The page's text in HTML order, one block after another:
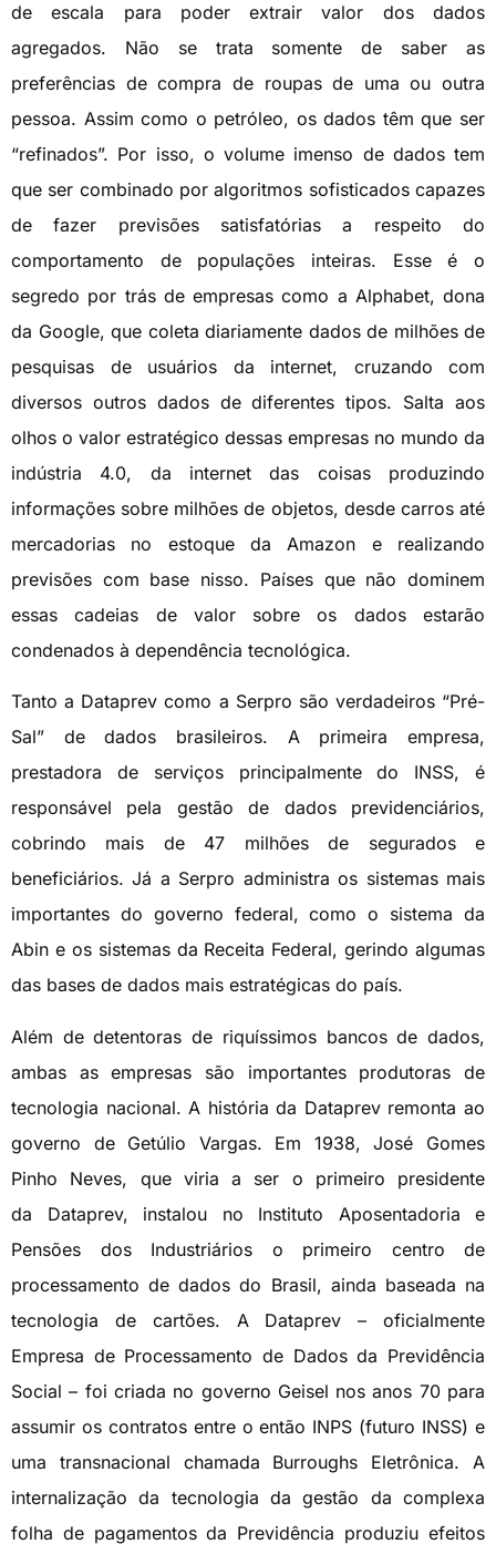
de escala para poder extrair valor dos dados
agregados. Não se trata somente de saber as
preferências de compra de roupas de uma ou outra
pessoa. Assim como o petróleo, os dados têm que ser
“refinados”. Por isso, o volume imenso de dados tem
que ser combinado por algoritmos sofisticados capazes
de fazer previsões satisfatórias a respeito do
comportamento de populações inteiras. Esse é o
segredo por trás de empresas como a Alphabet, dona
da Google, que coleta diariamente dados de milhões de
pesquisas de usuários da internet, cruzando com
diversos outros dados de diferentes tipos. Salta aos
olhos o valor estratégico dessas empresas no mundo da
indústria 4.0, da internet das coisas produzindo
informações sobre milhões de objetos, desde carros até
mercadorias no estoque da Amazon e realizando
previsões com base nisso. Países que não dominem
essas cadeias de valor sobre os dados estarão
condenados à dependência tecnológica.
Tanto a Dataprev como a Serpro são verdadeiros “Pré-
Sal” de dados brasileiros. A primeira empresa,
prestadora de serviços principalmente do INSS, é
responsável pela gestão de dados previdenciários,
cobrindo mais de 47 milhões de segurados e
beneficiários. Já a Serpro administra os sistemas mais
importantes do governo federal, como o sistema da
Abin e os sistemas da Receita Federal, gerindo algumas
das bases de dados mais estratégicas do país.
Além de detentoras de riquíssimos bancos de dados,
ambas as empresas são importantes produtoras de
tecnologia nacional. A história da Dataprev remonta ao
governo de Getúlio Vargas. Em 1938, José Gomes
Pinho Neves, que viria a ser o primeiro presidente
da Dataprev, instalou no Instituto Aposentadoria e
Pensões dos Industriários o primeiro centro de
processamento de dados do Brasil, ainda baseada na
tecnologia de cartões. A Dataprev – oficialmente
Empresa de Processamento de Dados da Previdência
Social – foi criada no governo Geisel nos anos 70 para
assumir os contratos entre o então INPS (futuro INSS) e
uma transnacional chamada Burroughs Eletrônica. A
internalização da tecnologia da gestão da complexa
folha de pagamentos da Previdência produziu efeitos